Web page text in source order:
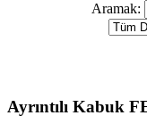
Aramak:
Ayrıntılı Kabuk